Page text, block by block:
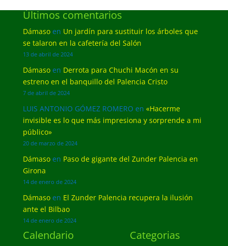
Últimos comentarios
Dámasoen Un jardín para sustituir los árboles que
se talaron en la cafetería del Salón
13 de abril de 2024
Dámasoen Derrota para Chuchi Macón en su
estreno en el banquillo del Palencia Cristo
7 de abril de 2024
LUIS ANTONIO GÓMEZ ROMERO en «Hacerme
invisible es lo que más impresiona y sorprende a mi
público»
20 de marzo de 2024
Dámasoen Paso de gigante del Zunder Palencia en
Girona
14 de enero de 2024
Dámasoen El Zunder Palencia recupera la ilusión
ante el Bilbao
14 de enero de 2024
Calendario Categorias